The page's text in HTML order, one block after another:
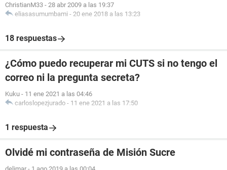
ChristianM33 - 28 abr 2009 a las 19:37
eliasasumumbami - 20 ene 2018 a las 13:23
18 respuestas
¿Cómo puedo recuperar mi CUTS si no tengo el
correo ni la pregunta secreta?
Kuku - 11 ene 2021 a las 04:46
carloslopezjurado - 11 ene 2021 a las 17:50
1 respuesta
Olvidé mi contraseña de Misión Sucre